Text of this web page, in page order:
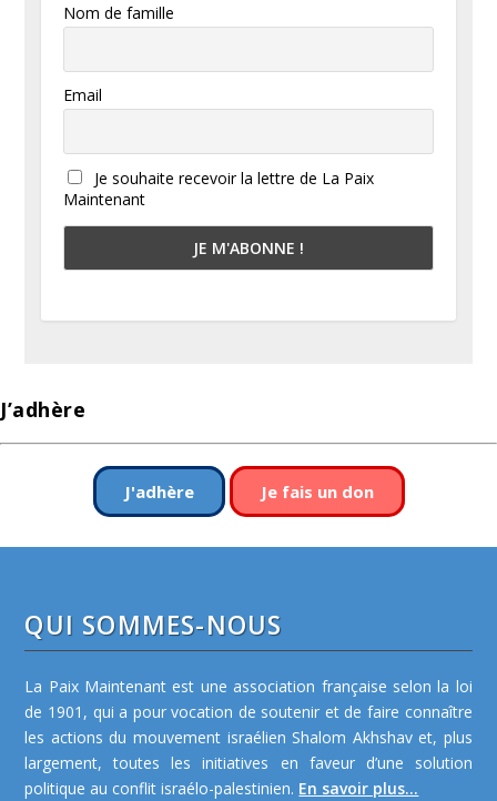
Nom de famille
Email
Je souhaite recevoir la lettre de La Paix
Maintenant
J’adhère
J'adhère Je fais un don
QUI SOMMES-NOUS
La Paix Maintenant est une association française selon la loi
de 1901, qui a pour vocation de soutenir et de faire connaître
les actions du mouvement israélien Shalom Akhshav et, plus
largement, toutes les initiatives en faveur d’une solution
politique au conflit israélo-palestinien. En savoir plus...